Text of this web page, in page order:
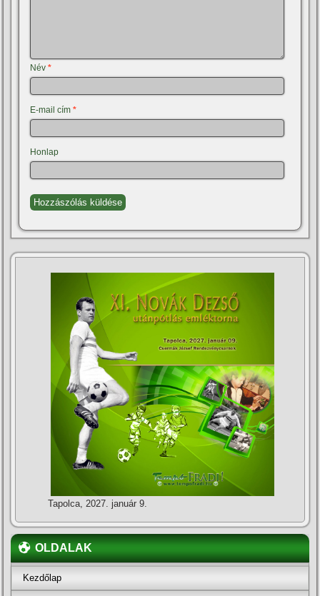
Név*
E-mail cím*
Honlap
Tapolca, 2027. január 9.
OLDALAK
Kezdőlap